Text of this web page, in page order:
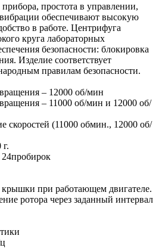
простота в управлении,
обеспечивают высокую
в работе. Центрифуга
круга лабораторных
безопасности: блокировка
Изделие соответствует
правилам безопасности.
– 12000 об/мин
– 11000 об/мин и 12000 об/
скоростей (11000 обмин., 12000 об/
24пробирок
при работающем двигателе.
ротора через заданный интервал